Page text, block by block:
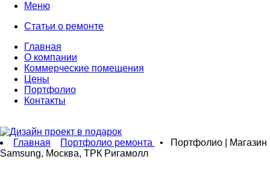
Меню
Статьи о ремонте
Главная
О компании
Коммерческие помещения
Цены
Портфолио
Контакты
Главная Портфолио ремонта
• Портфолио | Магазин
Samsung, Москва, ТРК Ригамолл